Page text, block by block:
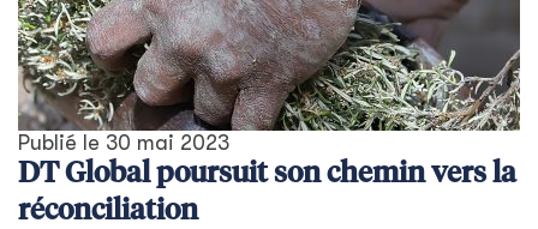
Publié le 30 mai 2023
DT Global poursuit son chemin vers la
réconciliation